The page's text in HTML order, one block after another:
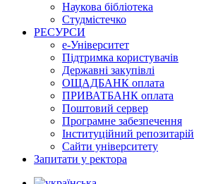
Наукова бібліотека
Студмістечко
РЕСУРСИ
е-Університет
Підтримка користувачів
Державні закупівлі
ОЩАДБАНК оплата
ПРИВАТБАНК оплата
Поштовий сервер
Програмне забезпечення
Інституційний репозитарій
Сайти університету
Запитати у ректора